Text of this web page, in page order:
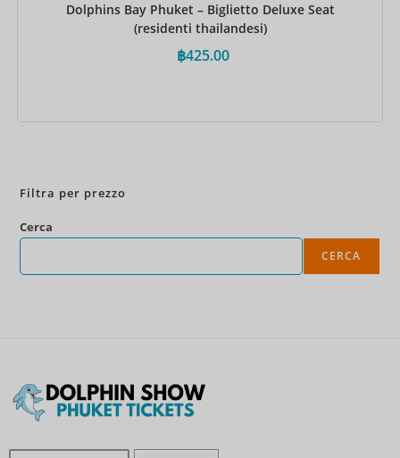
Dolphins Bay Phuket – Biglietto Deluxe Seat
(residenti thailandesi)
฿425.00
Filtra per prezzo
Cerca
CERCA